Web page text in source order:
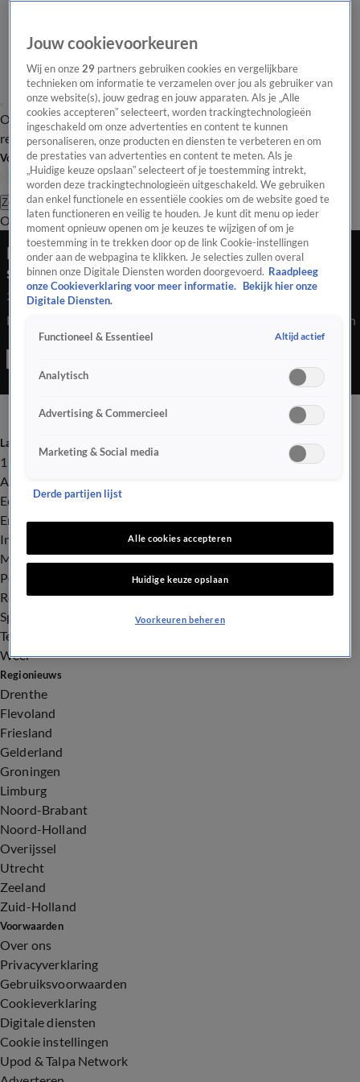
Overzicht Laatste nieuws Regionieuws Het beste van Hart
Tip de
redactie
Volg Hart van Nederland
Zoeken
OverzichtRegioUitzendingenWeerTip de redactiePanelVideo's
Nederlandse surfer gaat naar Parijs om
statiegeld te promoten
22 juni 2024, 07:48
Nederlandse surfer gaat naar Parijs om statiegeld te promoten
Laatste nieuws
112
Advies & Tips
Economie
Entertainment
Infrastructuur
Milieu en Gezondheid
Politiek
Royalty
Sport
Tech
Weer
Regionieuws
Drenthe
Flevoland
Friesland
Gelderland
Groningen
Limburg
Noord-Brabant
Noord-Holland
Overijssel
Utrecht
Zeeland
Zuid-Holland
Voorwaarden
Over ons
Privacyverklaring
Gebruiksvoorwaarden
Cookieverklaring
Digitale diensten
Cookie instellingen
Upod & Talpa Network
Jouw cookievoorkeuren
Wij en onze29 partners gebruiken cookies en vergelijkbare
technieken om informatie te verzamelen over jou als gebruiker van
onze website(s), jouw gedrag en jouw apparaten. Als je „Alle
cookies accepteren” selecteert, worden trackingtechnologieën
ingeschakeld om onze advertenties en content te kunnen
personaliseren, onze producten en diensten te verbeteren en om
de prestaties van advertenties en content te meten. Als je
„Huidige keuze opslaan” selecteert of je toestemming intrekt,
worden deze trackingtechnologieën uitgeschakeld. We gebruiken
dan enkel functionele en essentiële cookies om de website goed te
laten functioneren en veilig te houden. Je kunt dit menu op ieder
moment opnieuw openen om je keuzes te wijzigen of om je
toestemming in te trekken door op de link Cookie-instellingen
onder aan de webpagina te klikken. Je selecties zullen overal
binnen onze Digitale Diensten worden doorgevoerd. Raadpleeg
onze Cookieverklaring voor meer informatie.
Bekijk hier onze
Digitale Diensten.
Functioneel & Essentieel Altijd actief
Analytisch
Advertising & Commercieel
Marketing & Social media
Derde partijen lijst
Alle cookies accepteren
Huidige keuze opslaan
Voorkeuren beheren